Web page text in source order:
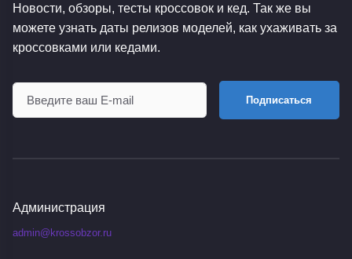
Новости, обзоры, тесты кроссовок и кед. Так же вы
можете узнать даты релизов моделей, как ухаживать за
кроссовками или кедами.
Подписаться
Администрация
admin@krossobzor.ru